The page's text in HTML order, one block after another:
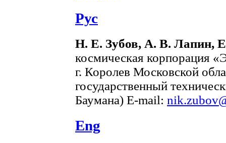
Рус
Н. Е. Зубов, А. В. Лапин,
космическая корпорация
г. Королев Московской
государственный
Баумана) E-mail:
Eng